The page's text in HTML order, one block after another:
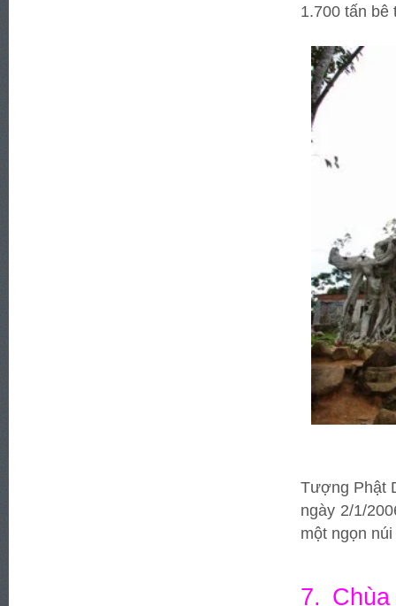
1.700 tấn bê
Tượng Phật
ngày 2/1/
một ngọn
7.